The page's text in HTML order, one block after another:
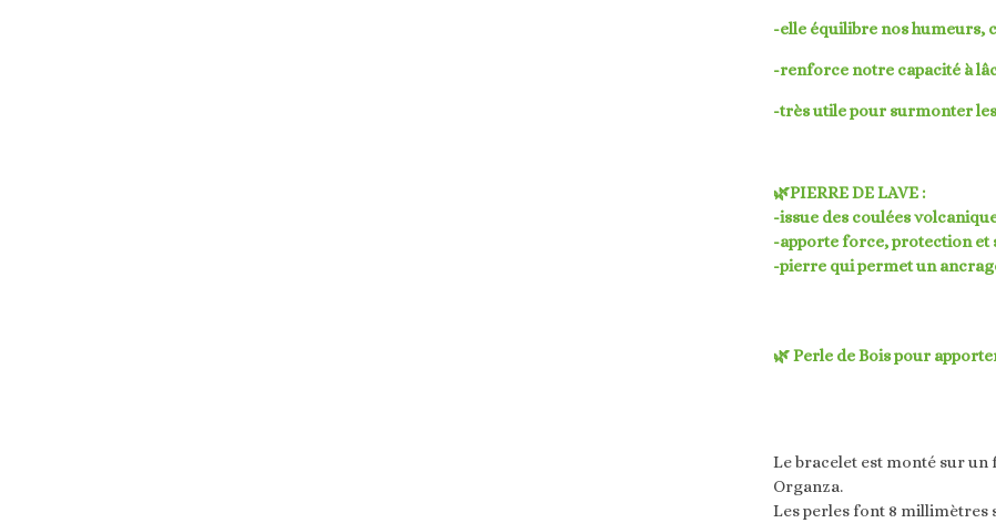
-elle équilibre nos humeurs,
-renforce notre capacité à
-très utile pour surmonter
🌿PIERRE DE LAVE :
-issue des coulées
-apporte force, protection et
-pierre qui permet un
🌿 Perle de Bois pour
Le bracelet est monté sur
Organza.
Les perles font 8 millimètres